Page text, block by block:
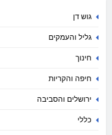
גוש דן
גליל והעמקים
חינוך
חיפה והקריות
ירושלים והסביבה
כללי